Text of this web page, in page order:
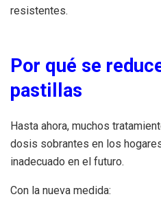
resistentes.
Por qué se
pastillas
Hasta ahora, muchos
dosis sobrantes en los
inadecuado en el futuro.
Con la nueva medida: